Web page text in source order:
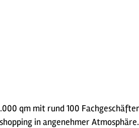
qm mit rund 100
in angenehmer Atmosphäre.